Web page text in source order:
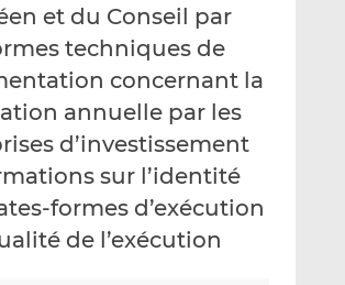
i
l
n
k
e
d
n
c
e
b
o
k
et du Conseil par
techniques de
concernant la
annuelle par les
d’investissement
sur l’identité
formes d’exécution
de l’exécution